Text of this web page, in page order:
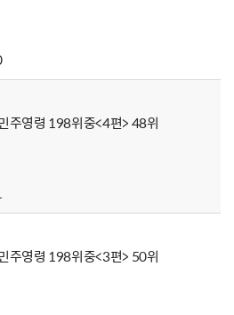
주영령 198위중<4편> 48위
주영령 198위중<3편> 50위